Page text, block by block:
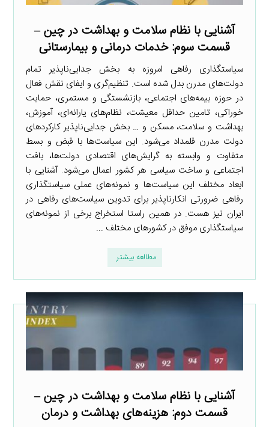
آشنایی با نظام سلامت و بهداشت در چین –
قسمت سوم: خدمات درمانی و بیمارستانی
سیاستگذاری رفاهی امروزه به بخش جدایی‌ناپذیر تمام
دولت‌های مدرن بدل شده است. تنظیم‌گری و ایفای نقش فعال
در حوزه بیمه‌های اجتماعی، بازنشستگی و مستمری، حمایت
خوراکی، تامین حداقل معیشت، نظام‌های یارانه‌ای، آموزش،
بهداشت و سلامت، مسکن و … بخش جدایی‌ناپذیر کارکردهای
دولت مدرن قلمداد می‌شود. این سیاست‌ها با قبض و بسط
متفاوت و وابسته به گرایش‌های اقتصادی دولت‌ها، بافت
اجتماعی و ساخت سیاسی هر کشور اعمال می‌شود. آشنایی با
ابعاد مختلف این سیاست‌ها و نمونه‌های عملی سیاستگذاری
رفاهی ضرورتی انکارناپذیر برای تدوین سیاست‌های رفاهی در
ایران نیز هست. در همین راستا استخراج برخی از نمونه‌های
سیاستگذاری موفق در کشورهای مختلف ...
مطالعه بیشتر
آشنایی با نظام سلامت و بهداشت در چین –
قسمت دوم: هزینه‌های بهداشت و درمان